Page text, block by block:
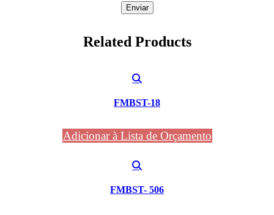
Related Products
FMBST-18
Adicionar à Lista de Orçamento
FMBST- 506